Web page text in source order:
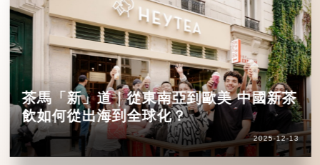
茶馬「新」道｜從東南亞到歐美 中國新茶
飲如何從出海到全球化？
2025-12-13